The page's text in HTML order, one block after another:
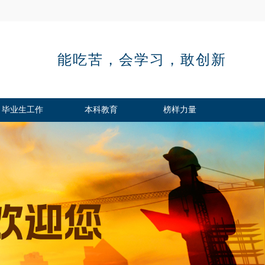
能吃苦，会学习，敢创新
毕业生工作 本科教育 榜样力量